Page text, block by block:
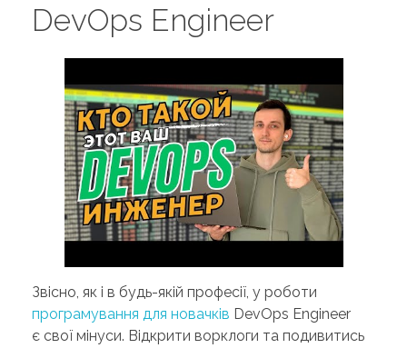
DevOps Engineer
Звісно, як і в будь-якій професії, у роботи
програмування для новачків DevOps Engineer
є свої мінуси. Відкрити ворклоги та подивитись